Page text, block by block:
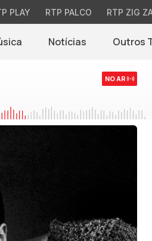
PLAY RTP PALCO RTP ZIG
Notícias(abre em nova
Outros
NO AR